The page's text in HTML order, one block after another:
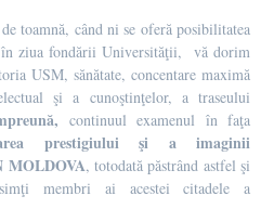
toamnă, când ni se oferă posibilitatea
în ziua fondării Universităţii, vă dorim
USM, sănătate, concentare maximă
şi a cunoştinţelor, a traseului
continuul examenul în faţa
prestigiului şi a imaginii
MOLDOVA, totodată păstrând astfel şi
membri ai acestei citadele a